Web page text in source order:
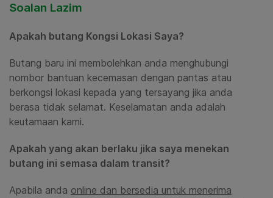
Soalan Lazim
Apakah butang Kongsi Lokasi Saya?
Butang baru ini membolehkan anda menghubungi
nombor bantuan kecemasan dengan pantas atau
berkongsi lokasi kepada yang tersayang jika anda
berasa tidak selamat. Keselamatan anda adalah
keutamaan kami.
Apakah yang akan berlaku jika saya menekan
butang ini semasa dalam transit?
Apabila anda online dan bersedia untuk menerima